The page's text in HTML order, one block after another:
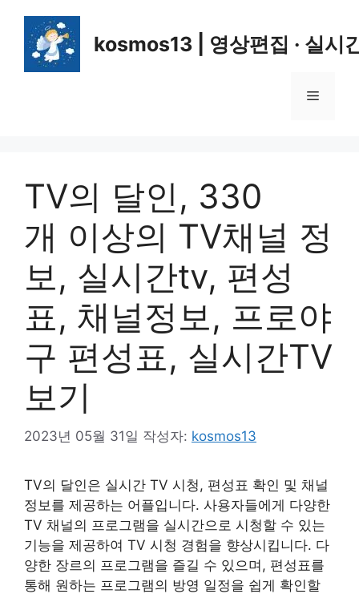
kosmos13 | 영상편집 · 실시
메
TV의 달인, 330
개 이상의 TV채널 정
보, 실시간tv, 편성
표, 채널정보, 프로야
구 편성표, 실시간TV
보기
2023년 05월 31일 작성자: kosmos13
TV의 달인은 실시간 TV 시청, 편성표 확인 및 채널
정보를 제공하는 어플입니다. 사용자들에게 다양한
TV 채널의 프로그램을 실시간으로 시청할 수 있는
기능을 제공하여 TV 시청 경험을 향상시킵니다. 다
양한 장르의 프로그램을 즐길 수 있으며, 편성표를
통해 원하는 프로그램의 방영 일정을 쉽게 확인할